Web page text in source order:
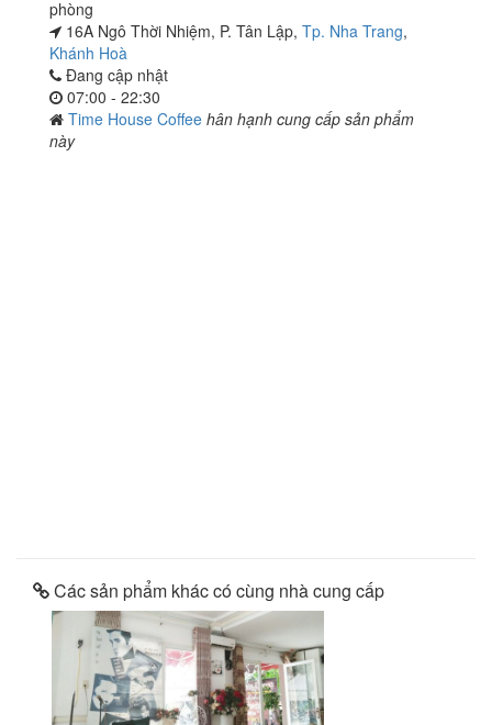
phòng
16A Ngô Thời Nhiệm, P. Tân Lập, Tp. Nha Trang,
Khánh Hoà
Đang cập nhật
07:00 - 22:30
Time House Coffee hân hạnh cung cấp sản phẩm
này
Các sản phẩm khác có cùng nhà cung cấp